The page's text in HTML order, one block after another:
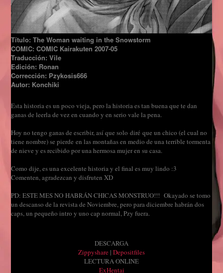
Título: The Woman waiting in the Snowstorm
COMIC: COMIC Kairakuten 2007-05
Traducción: Vile
Edición: Ronan
Corrección: Pzykosis666
Autor: Konchiki
Esta historia es un poco vieja, pero la historia es tan buena que te dan
ganas de leerla de vez en cuando y en serio vale la pena.
Hoy no tengo ganas de escribir, así que solo diré que un chico (el cual no
tiene nombre) se pierde en las montañas en medio de una terrible tormenta
de nieve y es recibido por una hermosa mujer en su casa.
Como dije, es una excelente historia y el final es muy lindo :3
Comenten, agradezcan y disfruten XD
PD: ESTE MES NO HABRÁN CHICAS MONSTRUO!!! Okayado se tomo
un descanso de la revista de Noviembre, pero para diciembre habrán dos
caps, un pequeño intro y uno cap normal, Pzy fuera.
DESCARGA
Zippyshare | Depositfiles
LECTURA ONLINE
ExHentai